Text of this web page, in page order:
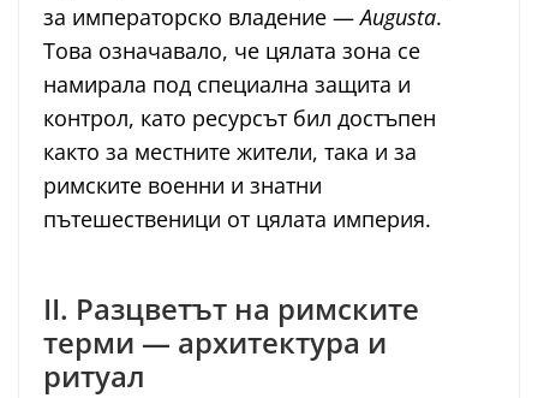
за императорско владение —Augusta.
Това означавало, че цялата зона се
намирала под специална защита и
контрол, като ресурсът бил достъпен
както за местните жители, така и за
римските военни и знатни
пътешественици от цялата империя.
II. Разцветът на римските
терми — архитектура и
ритуал